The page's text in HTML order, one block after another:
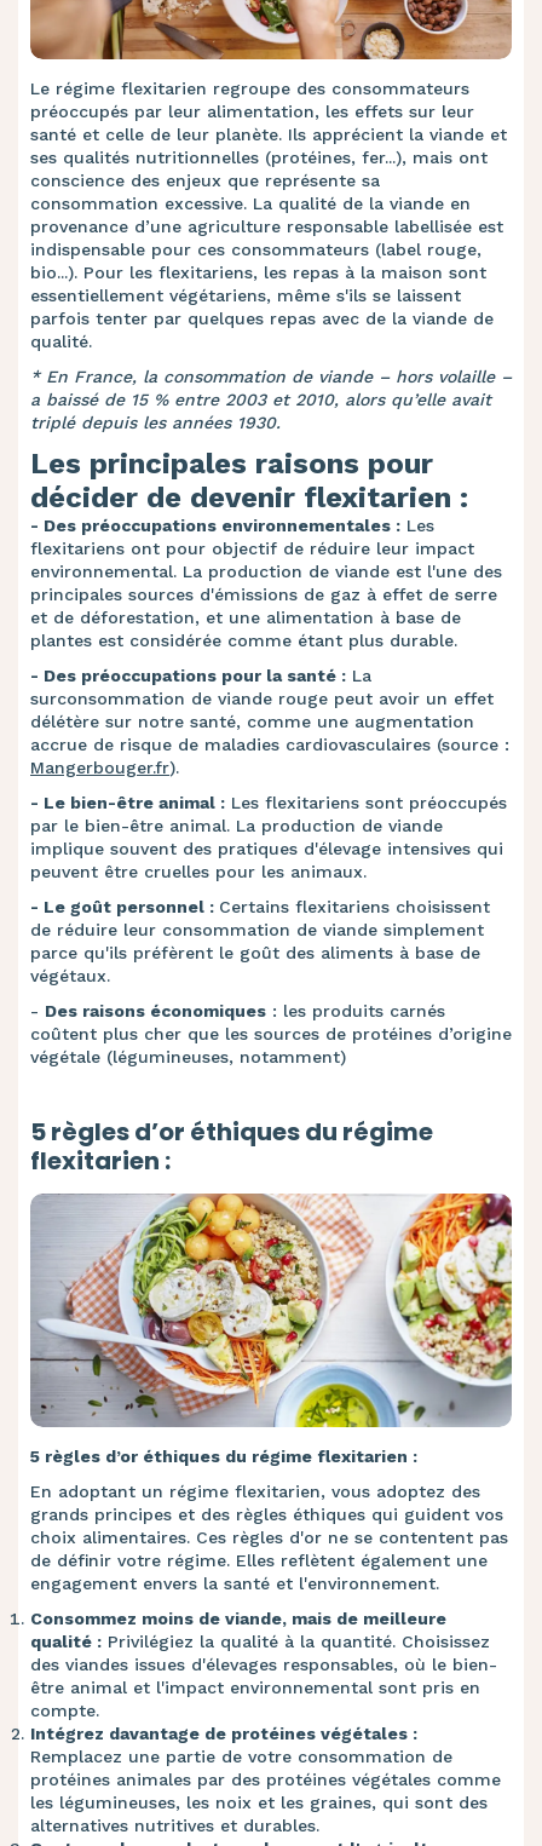
Le régime flexitarien regroupe des consommateurs
préoccupés par leur alimentation, les effets sur leur
santé et celle de leur planète. Ils apprécient la viande et
ses qualités nutritionnelles (protéines, fer...), mais ont
conscience des enjeux que représente sa
consommation excessive. La qualité de la viande en
provenance d’une agriculture responsable labellisée est
indispensable pour ces consommateurs (label rouge,
bio...). Pour les flexitariens, les repas à la maison sont
essentiellement végétariens, même s'ils se laissent
parfois tenter par quelques repas avec de la viande de
qualité.
* En France, la consommation de viande – hors volaille –
a baissé de 15 % entre 2003 et 2010, alors qu’elle avait
triplé depuis les années 1930.
Les principales raisons pour
décider de devenir flexitarien :
- Des préoccupations environnementales : Les
flexitariens ont pour objectif de réduire leur impact
environnemental. La production de viande est l'une des
principales sources d'émissions de gaz à effet de serre
et de déforestation, et une alimentation à base de
plantes est considérée comme étant plus durable.
- Des préoccupations pour la santé : La
surconsommation de viande rouge peut avoir un effet
délétère sur notre santé, comme une augmentation
accrue de risque de maladies cardiovasculaires (source :
Mangerbouger.fr).
- Le bien-être animal : Les flexitariens sont préoccupés
par le bien-être animal. La production de viande
implique souvent des pratiques d'élevage intensives qui
peuvent être cruelles pour les animaux.
- Le goût personnel : Certains flexitariens choisissent
de réduire leur consommation de viande simplement
parce qu'ils préfèrent le goût des aliments à base de
végétaux.
- Des raisons économiques : les produits carnés
coûtent plus cher que les sources de protéines d’origine
végétale (légumineuses, notamment)
5 règles d’or éthiques du régime
flexitarien :
5 règles d’or éthiques du régime flexitarien :
En adoptant un régime flexitarien, vous adoptez des
grands principes et des règles éthiques qui guident vos
choix alimentaires. Ces règles d'or ne se contentent pas
de définir votre régime. Elles reflètent également une
engagement envers la santé et l'environnement.
Consommez moins de viande, mais de meilleure
qualité : Privilégiez la qualité à la quantité. Choisissez
des viandes issues d'élevages responsables, où le bien-
être animal et l'impact environnemental sont pris en
compte.
Intégrez davantage de protéines végétales :
Remplacez une partie de votre consommation de
protéines animales par des protéines végétales comme
les légumineuses, les noix et les graines, qui sont des
alternatives nutritives et durables.